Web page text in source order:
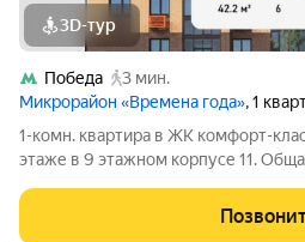
3D-тур
Победа
3 мин.
Микрорайон «Времена года», 1
1-комн. квартира в ЖК комфорт-
этаже в 9 этажном корпусе 11.
современный жилой комплекс
расположенный в тихом и зеленом